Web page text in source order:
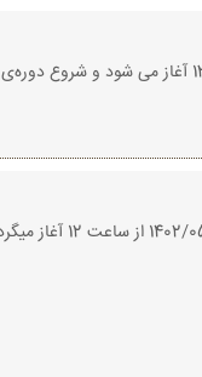
ثبت نام دوره‌ی مجازی